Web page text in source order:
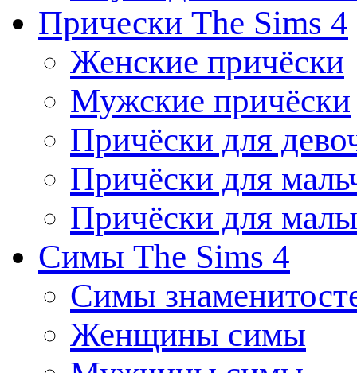
Прически The Sims 4
Женские причёски
Мужские причёски
Причёски для
Причёски для
Причёски для
Симы The Sims 4
Симы
Женщины симы